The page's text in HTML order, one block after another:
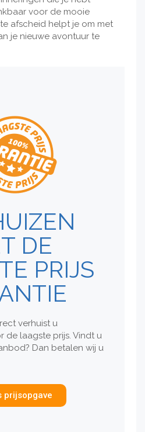
voor de mooie
afscheid helpt je om met
je nieuwe avontuur te
DE
PRIJS
verhuist u
de laagste prijs. Vindt u
Dan betalen wij u
prijsopgave